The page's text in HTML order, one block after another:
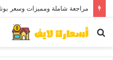
مراجعة شاملة ومميزات وسعر
بحث